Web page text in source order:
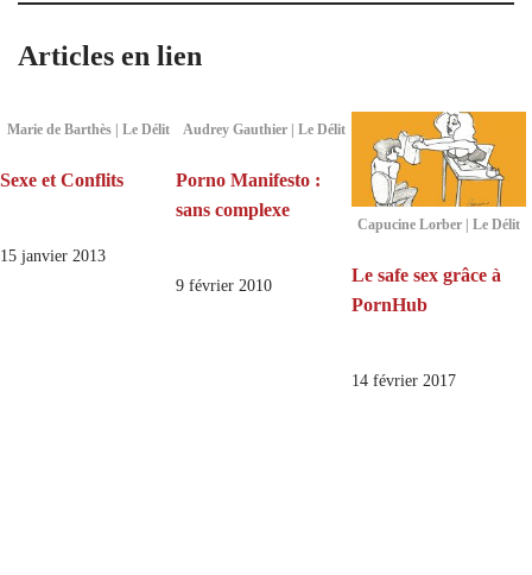
Articles en lien
Marie de Barthès | Le Délit
Sexe et Conflits
15 janvier 2013
Audrey Gauthier | Le Délit
Porno Manifesto :
sans complexe
9 février 2010
Capucine Lorber | Le Délit
Le safe sex grâce à
PornHub
14 février 2017